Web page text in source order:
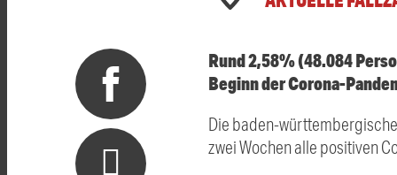
Rund 2,58% (48.084
Beginn der Corona-
Die baden-
zwei Wochen alle positiven